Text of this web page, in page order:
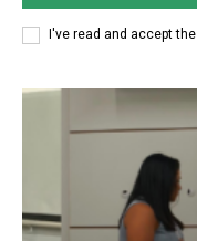
I've read and accept the